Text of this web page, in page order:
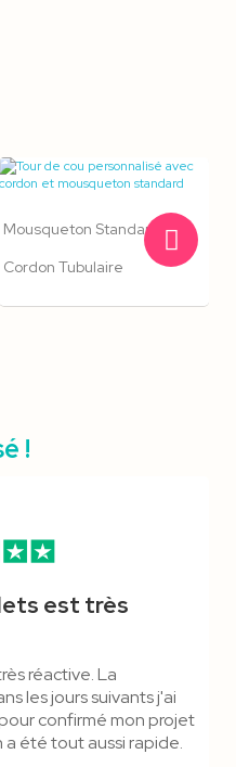
Mousqueton Standard -
Cordon Tubulaire
Étouffement - Cordon
Boucle Détachable - Cordon
Bague Plastique - Marqué
!
est très
réactive. La
les jours suivants j'ai
confirmé mon projet
a été tout aussi rapide.